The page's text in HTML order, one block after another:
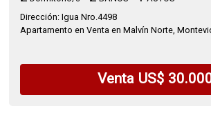
Dirección: Igua Nro.4498
Apartamento en Venta en Malvín Norte,
Venta US$